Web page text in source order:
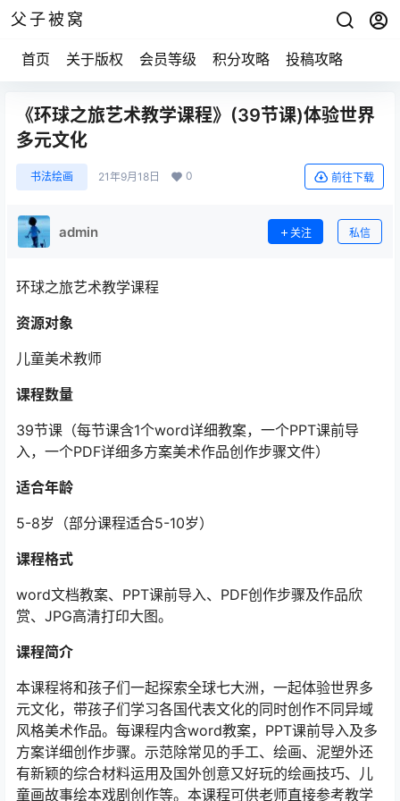
父子被窝
首页 关于版权 会员等级 积分攻略 投稿攻略
《环球之旅艺术教学课程》(39节课)体验世界
多元文化
书法绘画 21年9月18日 0 前往下载
admin 关注 私信
环球之旅艺术教学课程
资源对象
儿童美术教师
课程数量
39节课（每节课含1个word详细教案，一个PPT课前导
入，一个PDF详细多方案美术作品创作步骤文件）
适合年龄
5-8岁（部分课程适合5-10岁）
课程格式
word文档教案、PPT课前导入、PDF创作步骤及作品欣
赏、JPG高清打印大图。
课程简介
本课程将和孩子们一起探索全球七大洲，一起体验世界多
元文化，带孩子们学习各国代表文化的同时创作不同异域
风格美术作品。每课程内含word教案，PPT课前导入及多
方案详细创作步骤。示范除常见的手工、绘画、泥塑外还
有新颖的综合材料运用及国外创意又好玩的绘画技巧、儿
童画故事绘本戏剧创作等。本课程可供老师直接参考教学